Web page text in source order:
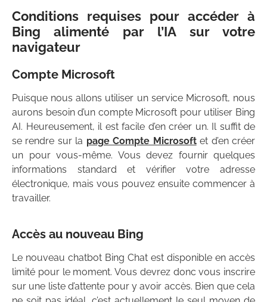
Conditions requises pour accéder à
Bing alimenté par l’IA sur votre
navigateur
Compte Microsoft
Puisque nous allons utiliser un service Microsoft, nous
aurons besoin d’un compte Microsoft pour utiliser Bing
AI. Heureusement, il est facile d’en créer un. Il suffit de
se rendre sur la page Compte Microsoftet d’en créer
un pour vous-même. Vous devez fournir quelques
informations standard et vérifier votre adresse
électronique, mais vous pouvez ensuite commencer à
travailler.
Accès au nouveau Bing
Le nouveau chatbot Bing Chat est disponible en accès
limité pour le moment. Vous devrez donc vous inscrire
sur une liste d’attente pour y avoir accès. Bien que cela